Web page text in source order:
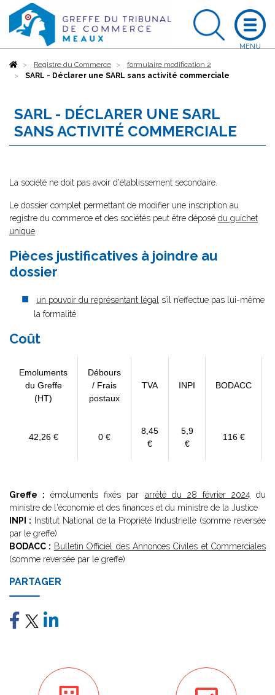
AccueilRegistre du Commerce
formulaire modification 2
SARL - Déclarer une SARL sans activité commerciale
SARL - DÉCLARER UNE SARL
SANS ACTIVITÉ COMMERCIALE
La société ne doit pas avoir d'établissement secondaire.
Le dossier complet permettant de modifier une inscription au
registre du commerce et des sociétés peut être déposé du guichet
unique
Pièces justificatives à joindre au
dossier
un pouvoir du représentant légal s’il n’effectue pas lui-même
la formalité
Coût
Emoluments
du Greffe
(HT)
Débours
/ Frais
postaux
TVA INPI BODACC
42,26 € 0 €
8,45
€
5,9
€
116 €
Greffe : émoluments fixés par arrêté du 28 février 2024 du
ministre de l'économie et des finances et du ministre de la Justice
INPI : Institut National de la Propriété Industrielle (somme reversée
par le greffe)
BODACC : Bulletin Officiel des Annonces Civiles et Commerciales
(somme reversée par le greffe)
PARTAGER